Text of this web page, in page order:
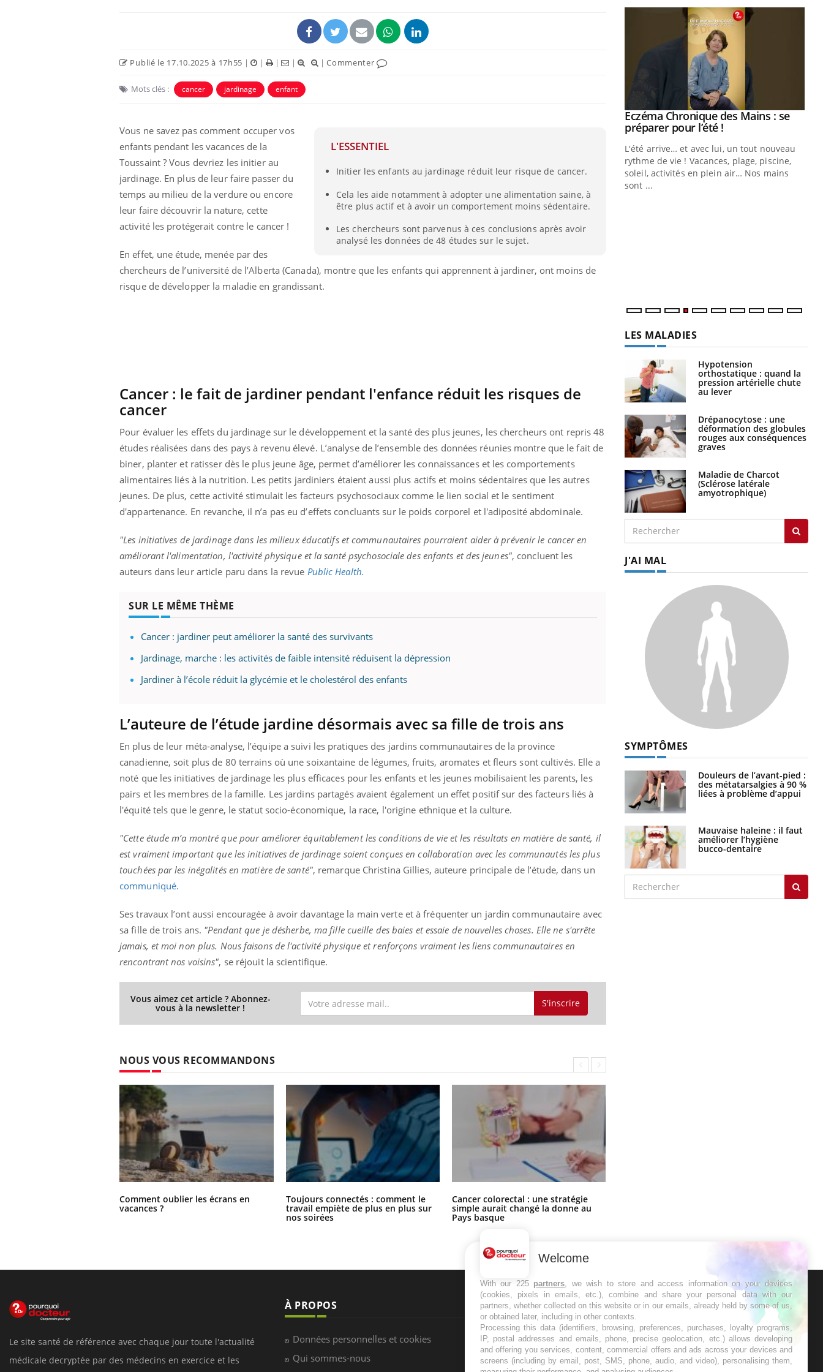
Publié le 17.10.2025 à 17h55 | | | | |Commenter
Mots clés : cancer jardinage enfant
L'ESSENTIEL
Initier les enfants au jardinage réduit leur risque de cancer.
Cela les aide notamment à adopter une alimentation saine, à
être plus actif et à avoir un comportement moins sédentaire.
Les chercheurs sont parvenus à ces conclusions après avoir
analysé les données de 48 études sur le sujet.
Vous ne savez pas comment occuper vos
enfants pendant les vacances de la
Toussaint ? Vous devriez les initier au
jardinage. En plus de leur faire passer du
temps au milieu de la verdure ou encore
leur faire découvrir la nature, cette
activité les protégerait contre le cancer !
En effet, une étude, menée par des
chercheurs de l’université de l’Alberta (Canada), montre que les enfants qui apprennent à jardiner, ont moins de
risque de développer la maladie en grandissant.
Cancer : le fait de jardiner pendant l'enfance réduit les risques de
cancer
Pour évaluer les effets du jardinage sur le développement et la santé des plus jeunes, les chercheurs ont repris 48
études réalisées dans des pays à revenu élevé. L’analyse de l’ensemble des données réunies montre que le fait de
biner, planter et ratisser dès le plus jeune âge, permet d’améliorer les connaissances et les comportements
alimentaires liés à la nutrition. Les petits jardiniers étaient aussi plus actifs et moins sédentaires que les autres
jeunes. De plus, cette activité stimulait les facteurs psychosociaux comme le lien social et le sentiment
d'appartenance. En revanche, il n’a pas eu d’effets concluants sur le poids corporel et l'adiposité abdominale.
"Les initiatives de jardinage dans les milieux éducatifs et communautaires pourraient aider à prévenir le cancer en
améliorant l'alimentation, l'activité physique et la santé psychosociale des enfants et des jeunes", concluent les
auteurs dans leur article paru dans la revue Public Health.
SUR LE MÊME THÈME
Cancer : jardiner peut améliorer la santé des survivants
Jardinage, marche : les activités de faible intensité réduisent la dépression
Jardiner à l’école réduit la glycémie et le cholestérol des enfants
L’auteure de l’étude jardine désormais avec sa fille de trois ans
En plus de leur méta-analyse, l’équipe a suivi les pratiques des jardins communautaires de la province
canadienne, soit plus de 80 terrains où une soixantaine de légumes, fruits, aromates et fleurs sont cultivés. Elle a
noté que les initiatives de jardinage les plus efficaces pour les enfants et les jeunes mobilisaient les parents, les
pairs et les membres de la famille. Les jardins partagés avaient également un effet positif sur des facteurs liés à
l'équité tels que le genre, le statut socio-économique, la race, l'origine ethnique et la culture.
"Cette étude m’a montré que pour améliorer équitablement les conditions de vie et les résultats en matière de santé, il
est vraiment important que les initiatives de jardinage soient conçues en collaboration avec les communautés les plus
touchées par les inégalités en matière de santé", remarque Christina Gillies, auteure principale de l’étude, dans un
communiqué.
Ses travaux l’ont aussi encouragée à avoir davantage la main verte et à fréquenter un jardin communautaire avec
sa fille de trois ans. "Pendant que je désherbe, ma fille cueille des baies et essaie de nouvelles choses. Elle ne s'arrête
jamais, et moi non plus. Nous faisons de l'activité physique et renforçons vraiment les liens communautaires en
rencontrant nos voisins", se réjouit la scientifique.
Vous aimez cet article ? Abonnez-
vous à la newsletter ! S'inscrire
NOUS VOUS RECOMMANDONS
Comment oublier les écrans en
vacances ?
Toujours connectés : comment le
travail empiète de plus en plus sur
nos soirées
Cancer colorectal : une stratégie
simple aurait changé la donne au
Pays basque
Youtube
Fatigue, irritabilité, brouillard mental ou
même alopécie… Les symptômes de la
carence en fer sont multiples ce qui la rend
osait en parler??
En 2026, l'insuline dans le diabète de type 2
reste entourée d'idées reçues chez les
patients comme parfois chez les soignants.
Youtube
Eczéma Chronique des Mains : se
préparer pour l’été !Youtube
L'été arrive… et avec lui, un tout nouveau
rythme de vie ! Vacances, plage, piscine,
soleil, activités en plein air… Nos mains
sont ...
LES MALADIES
Hypotension
orthostatique : quand la
pression artérielle chute
au lever
Drépanocytose : une
déformation des globules
rouges aux conséquences
graves
Maladie de Charcot
(Sclérose latérale
amyotrophique)
J'AI MAL
SYMPTÔMES
Douleurs de l’avant-pied :
des métatarsalgies à 90 %
liées à problème d’appui
Mauvaise haleine : il faut
améliorer l’hygiène
bucco-dentaire
Le site santé de référence avec chaque jour toute l'actualité
médicale decryptée par des médecins en exercice et les
À PROPOS
Données personnelles et cookies
Qui sommes-nous
NEWSLETTER
Recevez toutes les semaines les meilleures
infos santé
Welcome
With our 225 partners, we wish to store and access information on your devices
(cookies, pixels in emails, etc.), combine and share your personal data with our
partners, whether collected on this website or in our emails, already held by some of us,
or obtained later, including in other contexts.
Processing this data (identifiers, browsing, preferences, purchases, loyalty programs,
IP, postal addresses and emails, phone, precise geolocation, etc.) allows developing
and offering you services, content, commercial offers and ads across your devices and
screens (including by email, post, SMS, phone, audio, and video), personalising them,